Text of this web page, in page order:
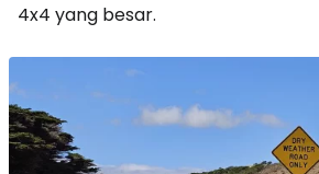
4x4 yang besar.